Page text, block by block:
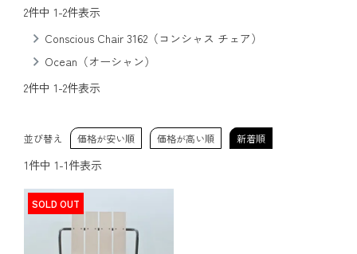
2件中 1-2件表示
Conscious Chair 3162（コンシャス チェア）
Ocean（オーシャン）
2件中 1-2件表示
並び替え 価格が安い順 価格が高い順 新着順
1件中 1-1件表示
SOLD OUT